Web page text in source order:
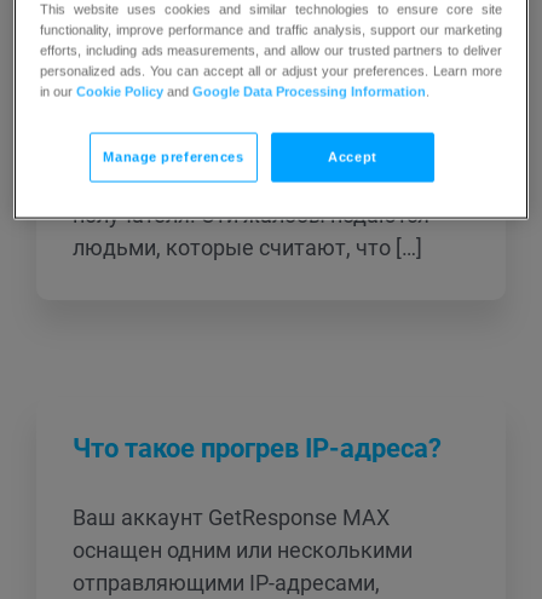
считаются спамом. Жалоба на спам
относится к акту сообщения о
непрошенных и нежелательных
рассылаются массово, обычно с
рекламными целями, без согласия
получателя. Эти жалобы подаются
людьми, которые считают, что […]
Что такое прогрев IP-адреса?
Ваш аккаунт GetResponse MAX
оснащен одним или несколькими
отправляющими IP-адресами,
This website uses cookies and similar technologies to ensure core site
functionality, improve performance and traffic analysis, support our marketing
efforts, including ads measurements, and allow our trusted partners to deliver
personalized ads. You can accept all or adjust your preferences. Learn more
in ourCookie Policy andGoogle Data Processing Information
Manage preferences Accept